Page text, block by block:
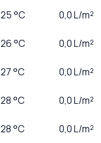
25°C 0,0L/m²
26°C 0,0L/m²
27°C 0,0L/m²
28°C 0,0L/m²
28°C 0,0L/m²